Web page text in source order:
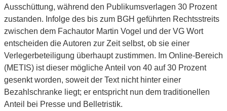
Ausschüttung, während den Publikumsverlagen 30 Prozent
zustanden. Infolge des bis zum BGH geführten Rechtsstreits
zwischen dem Fachautor Martin Vogel und der VG Wort
entscheiden die Autoren zur Zeit selbst, ob sie einer
Verlegerbeteiligung überhaupt zustimmen. Im Online-Bereich
(METIS) ist dieser mögliche Anteil von 40 auf 30 Prozent
gesenkt worden, soweit der Text nicht hinter einer
Bezahlschranke liegt; er entspricht nun dem traditionellen
Anteil bei Presse und Belletristik.